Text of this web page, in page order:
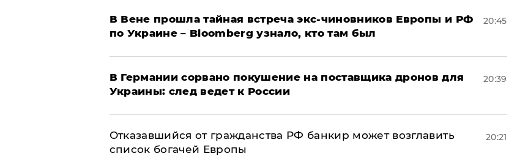
В Вене прошла тайная встреча экс-чиновников Европы и РФ
по Украине – Bloomberg узнало, кто там был
20:45
​В Германии сорвано покушение на поставщика дронов для
Украины: след ведет к России
20:39
Отказавшийся от гражданства РФ банкир может возглавить
список богачей Европы
20:21